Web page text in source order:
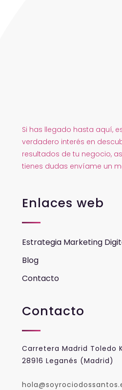
Si has llegado hasta aquí,
verdadero interés en
resultados de tu negocio,
tienes dudas envíame un
Enlaces web
Estrategia Marketing
Blog
Contacto
Contacto
Carretera Madrid Toledo
28916 Leganés (Madrid)